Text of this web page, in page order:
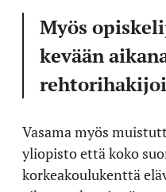
Myös
kevään
Vasama myös
yliopisto että koko
korkeakoulukenttä